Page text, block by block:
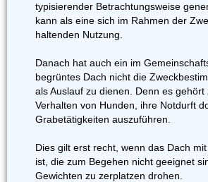
typisierender Betrachtungsweise
kann als eine sich im Rahmen der
haltenden Nutzung.
Danach hat auch ein im
begrüntes Dach nicht die
als Auslauf zu dienen. Denn es gehört
Verhalten von Hunden, ihre Notdurft
Grabetätigkeiten auszuführen.
Dies gilt erst recht, wenn das Dach
ist, die zum Begehen nicht geeignet
Gewichten zu zerplatzen drohen.